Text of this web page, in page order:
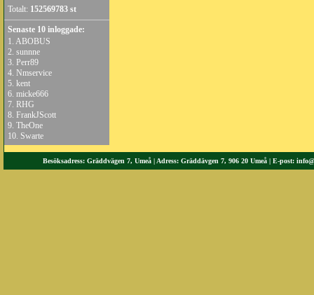
Totalt: 152569783 st
Senaste 10 inloggade:
1. ABOBUS
2. sunnne
3. Perr89
4. Nmservice
5. kent
6. micke666
7. RHG
8. FrankJScott
9. TheOne
10. Swarte
Besöksadress: Gräddvägen 7, Umeå | Adress: Gräddävgen 7, 906 20 Umeå | E-post: